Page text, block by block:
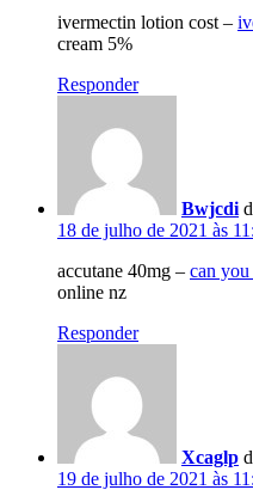
ivermectin lotion cost –
cream 5%
Responder
Bwjcdi
18 de julho de 2021 às
accutane 40mg – can
online nz
Responder
Xcaglp
19 de julho de 2021 às